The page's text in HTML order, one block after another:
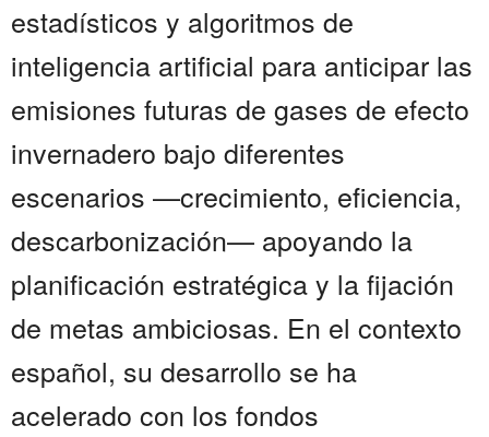
estadísticos y algoritmos de
inteligencia artificial para anticipar las
emisiones futuras de gases de efecto
invernadero bajo diferentes
escenarios —crecimiento, eficiencia,
descarbonización— apoyando la
planificación estratégica y la fijación
de metas ambiciosas. En el contexto
español, su desarrollo se ha
acelerado con los fondos